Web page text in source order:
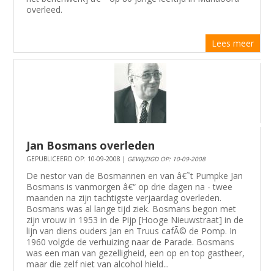
overleed.
Lees meer
Jan Bosmans overleden
GEPUBLICEERD OP: 10-09-2008 | GEWIJZIGD OP: 10-09-2008
De nestor van de Bosmannen en van â€˜t Pumpke Jan
Bosmans is vanmorgen â€“ op drie dagen na - twee
maanden na zijn tachtigste verjaardag overleden.
Bosmans was al lange tijd ziek. Bosmans begon met
zijn vrouw in 1953 in de Pijp [Hooge Nieuwstraat] in de
lijn van diens ouders Jan en Truus cafÃ© de Pomp. In
1960 volgde de verhuizing naar de Parade. Bosmans
was een man van gezelligheid, een op en top gastheer,
maar die zelf niet van alcohol hield...